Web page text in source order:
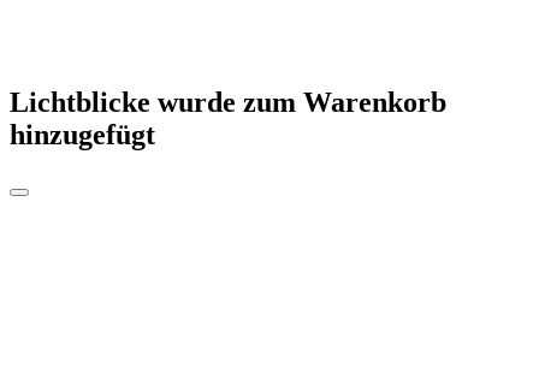
Lichtblicke wurde zum Warenkorb
hinzugefügt